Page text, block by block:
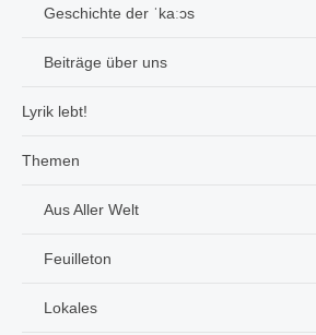
Geschichte der ˈkaːɔs
Beiträge über uns
Lyrik lebt!
Themen
Aus Aller Welt
Feuilleton
Lokales